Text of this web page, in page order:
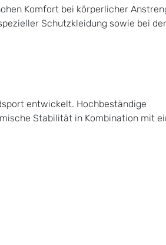
Komfort bei körperlicher
Schutzkleidung sowie bei der
entwickelt. Hochbeständige
Stabilität in Kombination mit